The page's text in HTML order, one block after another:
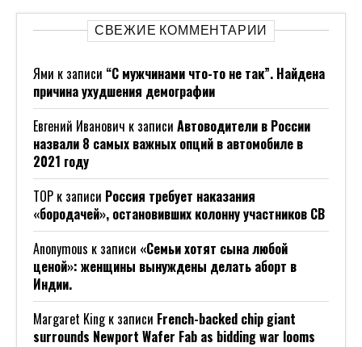
СВЕЖИЕ КОММЕНТАРИИ
Ями к записи “С мужчинами что-то не так”. Найдена
причина ухудшения демографии
Евгений Иванович к записи Автоводители в России
назвали 8 самых важных опций в автомобиле в
2021 году
ТОР к записи Россия требует наказания
«бородачей», остановивших колонну участников СВ
Anonymous к записи «Семьи хотят сына любой
ценой»: женщины вынуждены делать аборт в
Индии.
Margaret Kingк записи French-backed chip giant
surrounds Newport Wafer Fab as bidding war looms